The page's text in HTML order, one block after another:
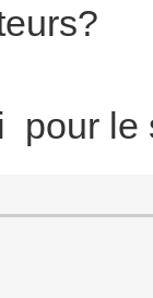
pour le